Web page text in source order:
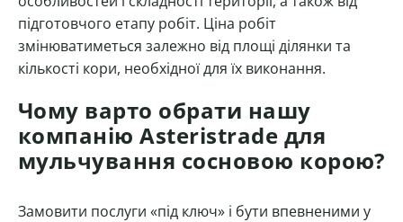
підготовчого етапу робіт. Ціна робіт
змінюватиметься залежно від площі ділянки та
кількості кори, необхідної для їх виконання.
Чому варто обрати нашу
компанію Asteristrade для
мульчування сосновою корою?
Замовити послуги «під ключ» і бути впевненими у